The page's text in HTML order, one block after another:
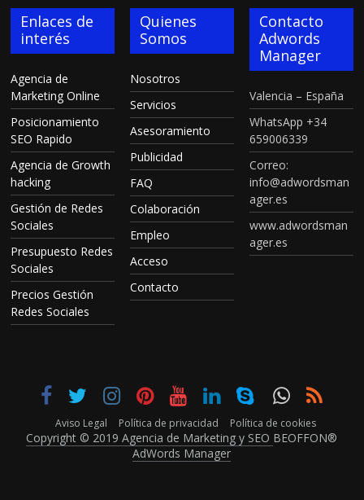
Enlaces de
interés
Agencia de
Marketing Online
Posicionamiento
SEO Rapido
Agencia de Growth
hacking
Gestión de Redes
Sociales
Presupuesto Redes
Sociales
Precios Gestión
Redes Sociales
Quienes
Somos
Nosotros
Servicios
Asesoramiento
Publicidad
FAQ
Colaboración
Empleo
Acceso
Contacto
Contacto
Adwords
Manager
Valencia – España
WhatsApp +34
659006339
Correo:
info@adwordsman
ager.es
www.adwordsman
ager.es
Aviso Legal Política de privacidad Política de cookies
Copyright © 2019 Agencia de Marketing y SEO BEOFFON®
AdWords Manager